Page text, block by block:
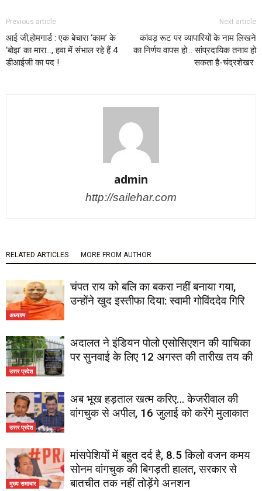
Previous article
आई जी,होमगार्ड : एक बेचारा ‘काम’ के
‘बोझ’ का मारा…, हवा में संभाल रहे हैं 4
डीआईजी का पद !
Next article
कांवड़ रूट पर व्यापारियों के नाम लिखने
का निर्णय वापस हो… सांप्रदायिक तनाव हो
सकता है-चंद्रशेखर
admin
http://sailehar.com
RELATED ARTICLES MORE FROM AUTHOR
अध्यात्म
चंपत राय को बलि का बकरा नहीं बनाया गया,
उन्होंने खुद इस्तीफा दिया: स्वामी गोविंददेव गिरि
उत्तर प्रदेश
अदालत ने इंडियन पोलो एसोसिएशन की याचिका
पर सुनवाई के लिए 12 अगस्त की तारीख तय की
उत्तर प्रदेश
अब भूख हड़ताल खत्म करिए… केजरीवाल की
वांगचुक से अपील, 16 जुलाई को करेंगे मुलाकात
मुख्य समाचार
मांसपेशियों में बहुत दर्द है, 8.5 किलो वजन कमय
सोनम वांगचुक की बिगड़ती हालत, सरकार से
बातचीत तक नहीं तोड़ेंगे अनशन